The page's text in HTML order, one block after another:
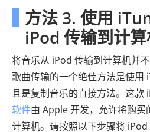
方法 3. 使用
iPod 传输到计
将音乐从 iPod 传输到计算机并
歌曲传输的一个绝佳方法是使用
且是复制音乐的直接方法。这
软件由 Apple 开发，允许将购
计算机。请按照以下步骤将